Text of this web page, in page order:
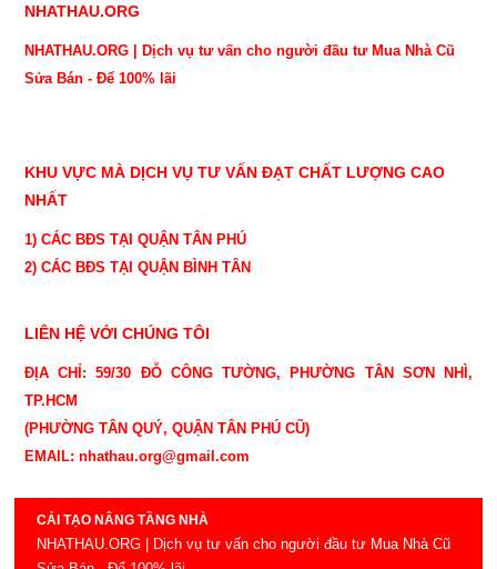
CẢI TẠO NÂNG TẦNG NHÀ
NHATHAU.ORG | Dịch vụ tư vấn cho người đầu tư Mua Nhà Cũ
NHATHAU.ORG
NHATHAU.ORG | Dịch vụ tư vấn cho người đầu tư Mua Nhà Cũ
Sửa Bán - Để 100% lãi
KHU VỰC MÀ DỊCH VỤ TƯ VẤN ĐẠT CHẤT LƯỢNG CAO
NHẤT
1) CÁC BĐS TẠI QUẬN TÂN PHÚ
2) CÁC BĐS TẠI QUẬN BÌNH TÂN
LIÊN HỆ VỚI CHÚNG TÔI
ĐỊA CHỈ: 59/30 ĐỖ CÔNG TƯỜNG, PHƯỜNG TÂN SƠN NHÌ,
TP.HCM
(PHƯỜNG TÂN QUÝ, QUẬN TÂN PHÚ CŨ)
EMAIL: nhathau.org@gmail.com